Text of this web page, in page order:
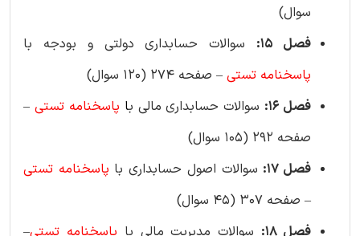
سوال)
فصل 15:
سوالات حسابداری دولتی و بودجه با
پاسخنامه تستی – صفحه 274 (120 سوال)
فصل 16:
سوالات حسابداری مالی با پاسخنامه تستی –
صفحه 292 (105 سوال)
فصل 17:
سوالات اصول حسابداری با پاسخنامه تستی
– صفحه 307 (45 سوال)